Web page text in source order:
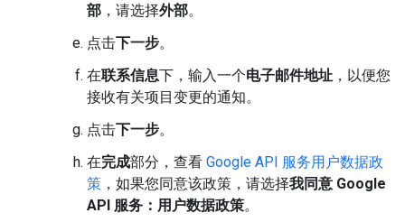
部 ，请选择外部。
点击下一步。
在联系信息下，输入一个电子邮件地址 ，以便您
接收有关项目变更的通知。
点击下一步。
在完成部分，查看 Google API 服务用户数据政
策 ，如果您同意该政策，请选择我同意 Google
API 服务：用户数据政策。